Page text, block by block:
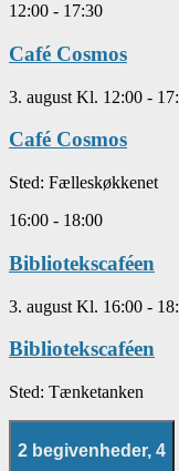
12:00 - 17:30
Café Cosmos
3. august Kl. 12:00 -
Café Cosmos
Sted: Fælleskøkkenet
16:00 - 18:00
Bibliotekscaféen
3. august Kl. 16:00 -
Bibliotekscaféen
Sted: Tænketanken
2 begivenheder, 4